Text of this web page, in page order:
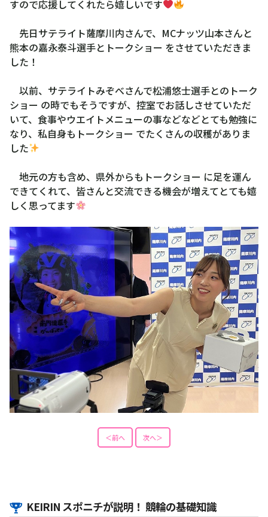
すので応援してくれたら嬉しいです
先日サテライト薩摩川内さんで、MCナッツ山本さんと
熊本の嘉永泰斗選手とトークショー をさせていただきま
した！
以前、サテライトみぞべさんで松浦悠士選手とのトーク
ショー の時でもそうですが、控室でお話しさせていただ
いて、食事やウエイトメニューの事などなどとても勉強に
なり、私自身もトークショー でたくさんの収穫がありま
した
地元の方も含め、県外からもトークショー に足を運ん
できてくれて、皆さんと交流できる機会が増えてとても嬉
しく思ってます
＜前へ 次へ＞
KEIRIN スポニチが説明！ 競輪の基礎知識